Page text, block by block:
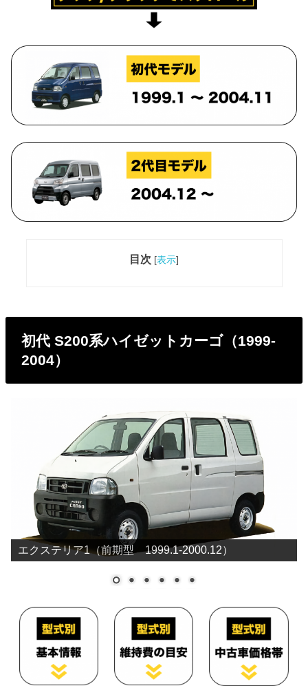
目次 [表示]
初代 S200系ハイゼットカーゴ（1999-
2004）
エクステリア1（前期型 1999.1-2000.12）